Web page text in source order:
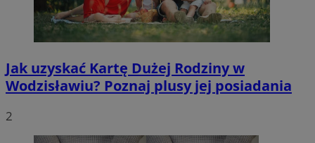
Jak uzyskać Kartę Dużej Rodziny w
Wodzisławiu? Poznaj plusy jej posiadania
2